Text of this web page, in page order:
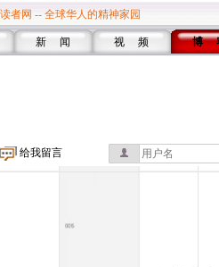
者网 -- 全球华人的精神家园
新 闻 视 频 博
给我留言